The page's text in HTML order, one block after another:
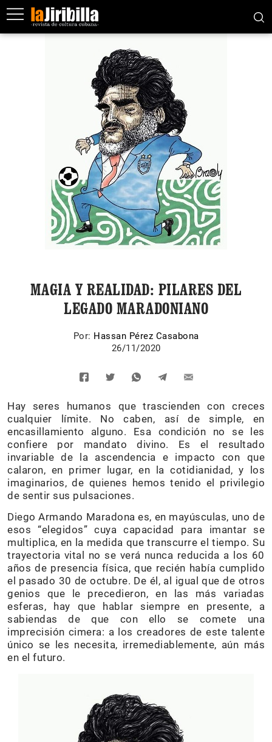
MAGIA Y REALIDAD: PILARES DEL
LEGADO MARADONIANO
Por: Hassan Pérez Casabona
26/11/2020
Hay seres humanos que trascienden con creces
cualquier límite. No caben, así de simple, en
encasillamiento alguno. Esa condición no se les
confiere por mandato divino. Es el resultado
invariable de la ascendencia e impacto con que
calaron, en primer lugar, en la cotidianidad, y los
imaginarios, de quienes hemos tenido el privilegio
de sentir sus pulsaciones.
Diego Armando Maradona es, en mayúsculas, uno de
esos “elegidos” cuya capacidad para imantar se
multiplica, en la medida que transcurre el tiempo. Su
trayectoria vital no se verá nunca reducida a los 60
años de presencia física, que recién había cumplido
el pasado 30 de octubre. De él, al igual que de otros
genios que le precedieron, en las más variadas
esferas, hay que hablar siempre en presente, a
sabiendas de que con ello se comete una
imprecisión cimera: a los creadores de este talente
único se les necesita, irremediablemente, aún más
en el futuro.